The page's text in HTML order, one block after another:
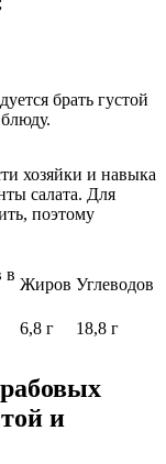
брать густой
хозяйки и навыка
салата. Для
поэтому
в
Жиров Углеводов
6,8 г 18,8 г
и